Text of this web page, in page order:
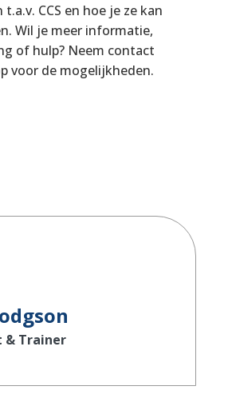
CCS en hoe je ze kan
Wil je meer informatie,
of hulp? Neem contact
voor de mogelijkheden.
& Trainer